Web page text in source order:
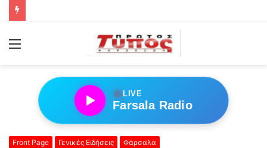
Menu
●LIVE
Farsala Radio
Front Page Γενικές Ειδήσεις Φάρσαλα